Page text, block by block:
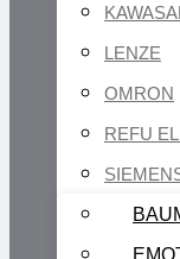
LENZE
OMRON
REFU